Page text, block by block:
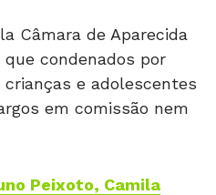
Câmara de Aparecida
condenados por
e adolescentes
em comissão nem
Peixoto, Camila